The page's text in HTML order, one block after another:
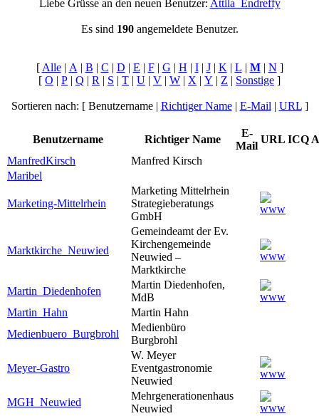
Liebe Grüsse an den neuen Benutzer: Attila_Endreffy
Es sind 190angemeldete Benutzer.
[ Alle| A | B | C | D | E | F| G | H | I| J| K | L | M| N ]
[ O | P | Q | R | S | T | U | V | W | X | Y | Z | Sonstige ]
Sortieren nach: [ Benutzername | Richtiger Name| E-Mail | URL]
Benutzername Richtiger Name
E-
Mail
URL ICQ
ManfredKirsch
Manfred Kirsch
Maribel
Marketing-Mittelrhein
Marketing Mittelrhein
Strategieberatungs
GmbH
Marktkirche_Neuwied
Gemeindeamt der Ev.
Kirchengemeinde
Neuwied –
Marktkirche
Martin_Diedenhofen
Martin Diedenhofen,
MdB
Martin_Hahn
Martin Hahn
Medienbuero_Burgbrohl
Medienbüro
Burgbrohl
Meyer-Gastro
W. Meyer
Eventgastronomie
Neuwied
MGH_Neuwied
Mehrgenerationenhaus
Neuwied